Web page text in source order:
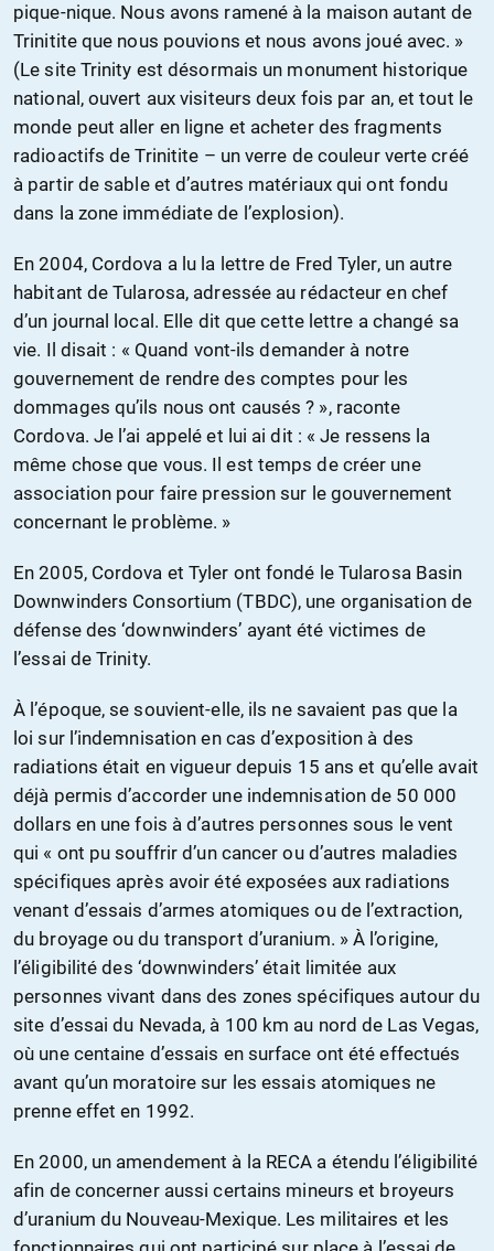
pique-nique. Nous avons ramené à la maison autant de
Trinitite que nous pouvions et nous avons joué avec. »
(Le site Trinity est désormais un monument historique
national, ouvert aux visiteurs deux fois par an, et tout le
monde peut aller en ligne et acheter des fragments
radioactifs de Trinitite – un verre de couleur verte créé
à partir de sable et d’autres matériaux qui ont fondu
dans la zone immédiate de l’explosion).
En 2004, Cordova a lu la lettre de Fred Tyler, un autre
habitant de Tularosa, adressée au rédacteur en chef
d’un journal local. Elle dit que cette lettre a changé sa
vie. Il disait : « Quand vont-ils demander à notre
gouvernement de rendre des comptes pour les
dommages qu’ils nous ont causés ? », raconte
Cordova. Je l’ai appelé et lui ai dit : « Je ressens la
même chose que vous. Il est temps de créer une
association pour faire pression sur le gouvernement
concernant le problème. »
En 2005, Cordova et Tyler ont fondé le Tularosa Basin
Downwinders Consortium (TBDC), une organisation de
défense des ‘downwinders’ ayant été victimes de
l’essai de Trinity.
À l’époque, se souvient-elle, ils ne savaient pas que la
loi sur l’indemnisation en cas d’exposition à des
radiations était en vigueur depuis 15 ans et qu’elle avait
déjà permis d’accorder une indemnisation de 50 000
dollars en une fois à d’autres personnes sous le vent
qui « ont pu souffrir d’un cancer ou d’autres maladies
spécifiques après avoir été exposées aux radiations
venant d’essais d’armes atomiques ou de l’extraction,
du broyage ou du transport d’uranium. » À l’origine,
l’éligibilité des ‘downwinders’ était limitée aux
personnes vivant dans des zones spécifiques autour du
site d’essai du Nevada, à 100 km au nord de Las Vegas,
où une centaine d’essais en surface ont été effectués
avant qu’un moratoire sur les essais atomiques ne
prenne effet en 1992.
En 2000, un amendement à la RECA a étendu l’éligibilité
afin de concerner aussi certains mineurs et broyeurs
d’uranium du Nouveau-Mexique. Les militaires et les